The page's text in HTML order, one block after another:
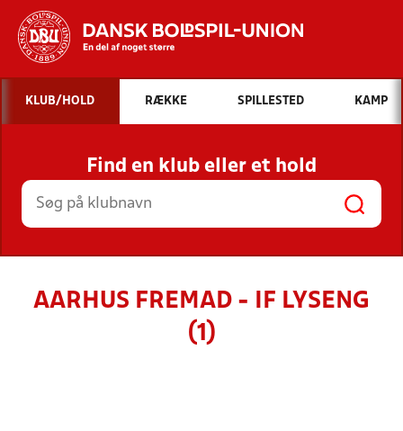
Hvad vil du søge efter?
INDHOLD OG NYHEDER
STILLINGER, RESULTATER, KLUBBER OG
HOLD
KLUB/HOLD RÆKKE SPILLESTED KAMP
Find en klub eller et hold
AARHUS FREMAD - IF LYSENG
(1)